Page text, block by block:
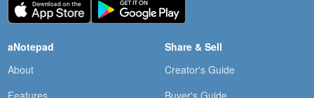
aNotepad
About
Features
Share & Sell
Creator's Guide
Buyer's Guide